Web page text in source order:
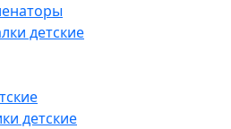
детские
детские